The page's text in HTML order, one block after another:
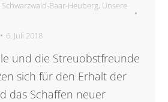
Schwarzwald-Baar-Heuberg, Unsere
6. Juli 2018
und die Streuobstfreunde
sich für den Erhalt der
das Schaffen neuer